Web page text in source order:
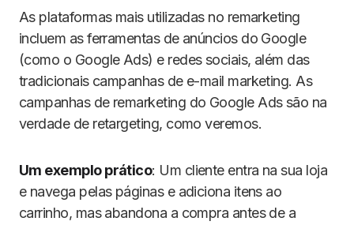
As plataformas mais utilizadas no remarketing
incluem as ferramentas de anúncios do Google
(como o Google Ads) e redes sociais, além das
tradicionais campanhas de e-mail marketing. As
campanhas de remarketing do Google Ads são na
verdade de retargeting, como veremos.
Um exemplo prático: Um cliente entra na sua loja
e navega pelas páginas e adiciona itens ao
carrinho, mas abandona a compra antes de a